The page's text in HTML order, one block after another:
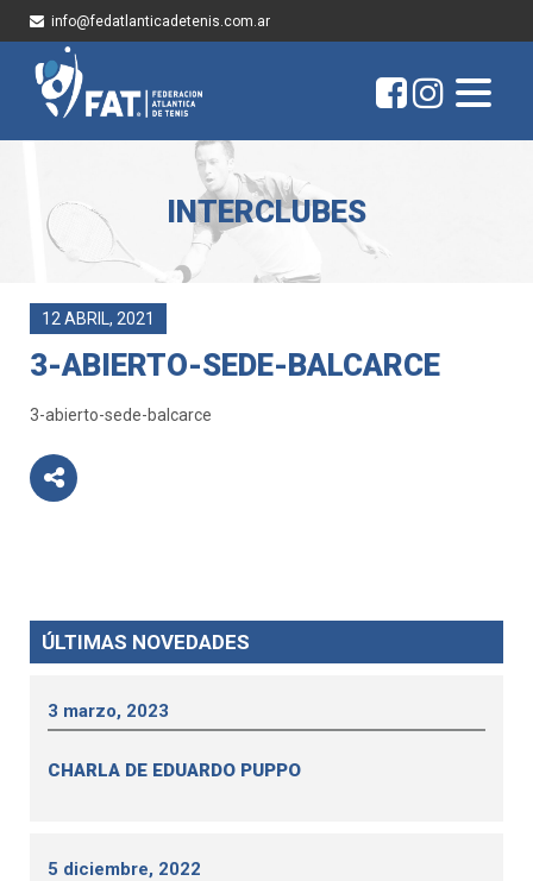
info@fedatlanticadetenis.com.ar
INTERCLUBES
12 ABRIL, 2021
3-ABIERTO-SEDE-BALCARCE
3-abierto-sede-balcarce
ÚLTIMAS NOVEDADES
3 marzo, 2023
CHARLA DE EDUARDO PUPPO
5 diciembre, 2022